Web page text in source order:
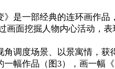
》是一部经典的连环画作
画面挖掘人物内心活动，
调度场景、以景寓情，获
一幅作品（图3），画一幅